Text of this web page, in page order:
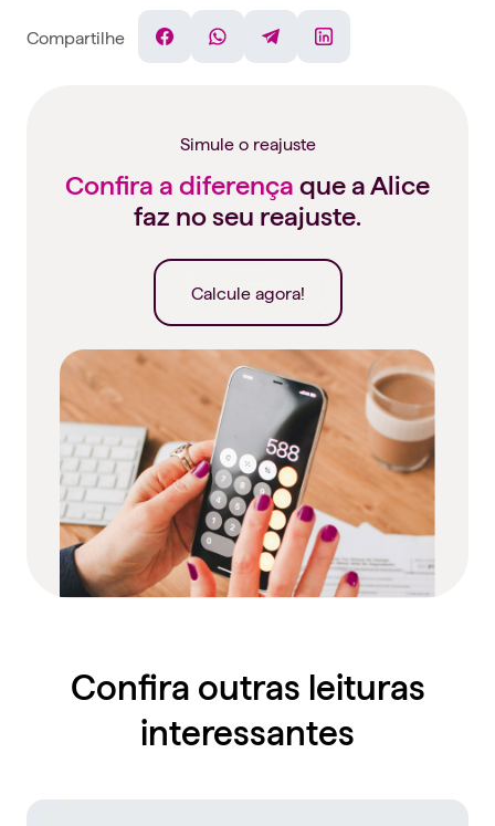
Compartilhe
FacebookWhatsAppTelegramLinkedin
Simule o reajuste
Confira a diferença que a Alice
faz no seu reajuste.
Calcule agora!
Confira outras leituras
interessantes